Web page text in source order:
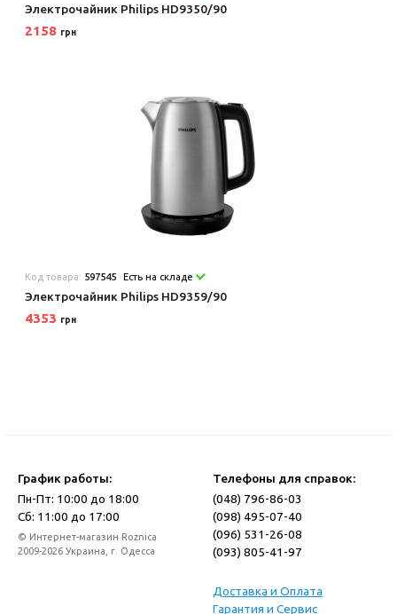
Электрочайник Philips HD9350/90
2158 грн
Код товара: 597545 Есть на складе
Электрочайник Philips HD9359/90
4353 грн
График работы:
Пн-Пт: 10:00 до 18:00
Сб: 11:00 до 17:00
© Интернет-магазин Roznica
2009-2026 Украина, г. Одесса
Телефоны для справок:
(048) 796-86-03
(098) 495-07-40
(096) 531-26-08
(093) 805-41-97
Доставка и Оплата
Гарантия и Сервис